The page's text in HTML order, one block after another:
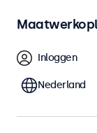
7 inch
toepassingen en
monitoren zijn
iedere omgeving
ChromeOS en
Filter (0)
Inloggen
Nederland